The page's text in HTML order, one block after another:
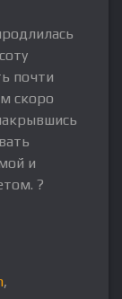
почти
скоро
и
?
,